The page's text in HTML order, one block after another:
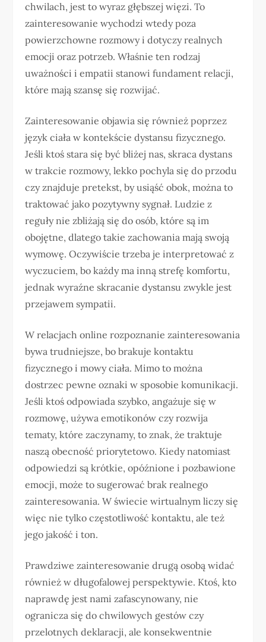
chwilach, jest to wyraz głębszej więzi. To
zainteresowanie wychodzi wtedy poza
powierzchowne rozmowy i dotyczy realnych
emocji oraz potrzeb. Właśnie ten rodzaj
uważności i empatii stanowi fundament relacji,
które mają szansę się rozwijać.
Zainteresowanie objawia się również poprzez
język ciała w kontekście dystansu fizycznego.
Jeśli ktoś stara się być bliżej nas, skraca dystans
w trakcie rozmowy, lekko pochyla się do przodu
czy znajduje pretekst, by usiąść obok, można to
traktować jako pozytywny sygnał. Ludzie z
reguły nie zbliżają się do osób, które są im
obojętne, dlatego takie zachowania mają swoją
wymowę. Oczywiście trzeba je interpretować z
wyczuciem, bo każdy ma inną strefę komfortu,
jednak wyraźne skracanie dystansu zwykle jest
przejawem sympatii.
W relacjach online rozpoznanie zainteresowania
bywa trudniejsze, bo brakuje kontaktu
fizycznego i mowy ciała. Mimo to można
dostrzec pewne oznaki w sposobie komunikacji.
Jeśli ktoś odpowiada szybko, angażuje się w
rozmowę, używa emotikonów czy rozwija
tematy, które zaczynamy, to znak, że traktuje
naszą obecność priorytetowo. Kiedy natomiast
odpowiedzi są krótkie, opóźnione i pozbawione
emocji, może to sugerować brak realnego
zainteresowania. W świecie wirtualnym liczy się
więc nie tylko częstotliwość kontaktu, ale też
jego jakość i ton.
Prawdziwe zainteresowanie drugą osobą widać
również w długofalowej perspektywie. Ktoś, kto
naprawdę jest nami zafascynowany, nie
ogranicza się do chwilowych gestów czy
przelotnych deklaracji, ale konsekwentnie